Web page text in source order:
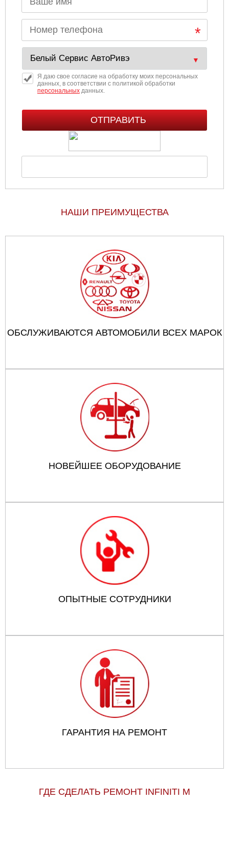
Я даю свое согласие на обработку моих персональных
данных, в соответствии с политикой обработки
персональныхданных.
НАШИ ПРЕИМУЩЕСТВА
ОБСЛУЖИВАЮТСЯ АВТОМОБИЛИ ВСЕХ МАРОК
НОВЕЙШЕЕ ОБОРУДОВАНИЕ
ОПЫТНЫЕ СОТРУДНИКИ
ГАРАНТИЯ НА РЕМОНТ
ГДЕ СДЕЛАТЬ РЕМОНТ INFINITI M